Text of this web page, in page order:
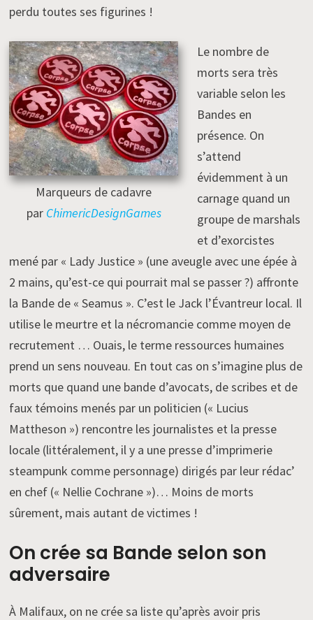
perdu toutes ses figurines !
Marqueurs de cadavre
par ChimericDesignGames
Le nombre de
morts sera très
variable selon les
Bandes en
présence. On
s’attend
évidemment à un
carnage quand un
groupe de marshals
et d’exorcistes
mené par « Lady Justice » (une aveugle avec une épée à
2 mains, qu’est-ce qui pourrait mal se passer ?) affronte
la Bande de « Seamus ». C’est le Jack l’Évantreur local. Il
utilise le meurtre et la nécromancie comme moyen de
recrutement … Ouais, le terme ressources humaines
prend un sens nouveau. En tout cas on s’imagine plus de
morts que quand une bande d’avocats, de scribes et de
faux témoins menés par un politicien (« Lucius
Mattheson ») rencontre les journalistes et la presse
locale (littéralement, il y a une presse d’imprimerie
steampunk comme personnage) dirigés par leur rédac’
en chef (« Nellie Cochrane »)… Moins de morts
sûrement, mais autant de victimes !
On crée sa Bande selon son
adversaire
À Malifaux, on ne crée sa liste qu’après avoir pris